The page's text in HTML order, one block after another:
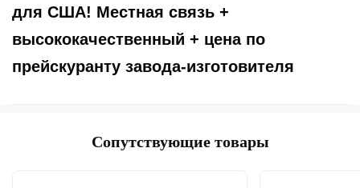
для США! Местная связь +
высококачественный + цена по
прейскуранту завода-изготовителя
Сопутствующие товары